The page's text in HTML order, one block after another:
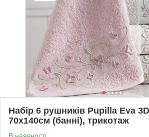
Набір 6 рушників Pupilla Eva
70х140см (банні), трикотаж
В наявності